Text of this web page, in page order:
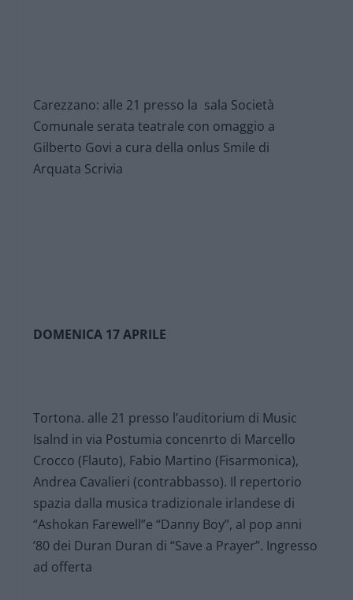
Carezzano: alle 21 presso la sala Società
Comunale serata teatrale con omaggio a
Gilberto Govi a cura della onlus Smile di
Arquata Scrivia
DOMENICA 17 APRILE
Tortona. alle 21 presso l’auditorium di Music
Isalnd in via Postumia concenrto di Marcello
Crocco (Flauto), Fabio Martino (Fisarmonica),
Andrea Cavalieri (contrabbasso). Il repertorio
spazia dalla musica tradizionale irlandese di
“Ashokan Farewell”e “Danny Boy”, al pop anni
’80 dei Duran Duran di “Save a Prayer”. Ingresso
ad offerta